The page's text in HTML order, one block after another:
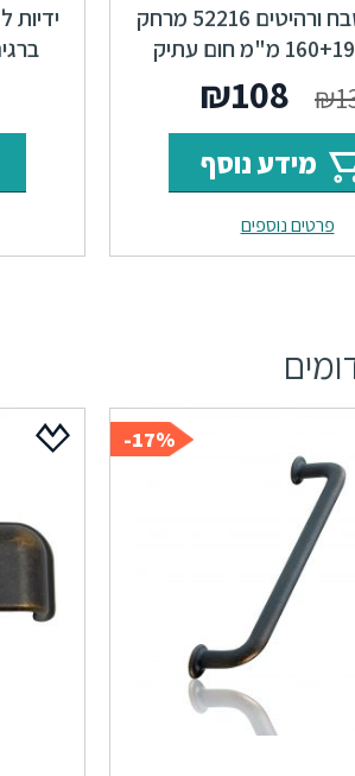
ידיות למטבח ורהיטים 52216 מרחק
ברגים 160+192 מ"מ חום עתיק
Shape F23₪
המחיר
המקורי
היה:
₪130.
₪108
הנוכחי
הוא:
₪108.
מידע נוסף
פרטים נוספים
17%-